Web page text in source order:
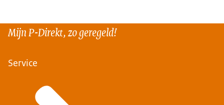
Mijn P-Direkt, zo geregeld!
Service